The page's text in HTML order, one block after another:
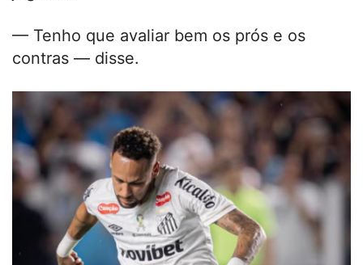
— Tenho que avaliar bem os prós e os
contras — disse.